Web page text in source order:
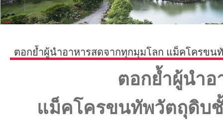
ตอกย้ำผู้นำอาหารสดจากทุกมุมโลก แม็คโครขน
ตอกย้ำผู้นำ
แม็คโครขนทัพวัตถุดิบชั้